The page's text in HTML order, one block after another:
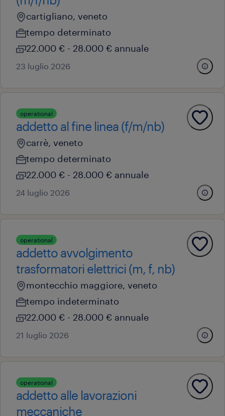
cartigliano, veneto
tempo determinato
22.000 € - 28.000 € annuale
23 luglio 2026
operational
addetto al fine linea (f/m/nb)
carrè, veneto
tempo determinato
22.000 € - 28.000 € annuale
24 luglio 2026
operational
addetto avvolgimento
trasformatori elettrici (m, f, nb)
montecchio maggiore, veneto
tempo indeterminato
22.000 € - 28.000 € annuale
21 luglio 2026
operational
addetto alle lavorazioni
meccaniche